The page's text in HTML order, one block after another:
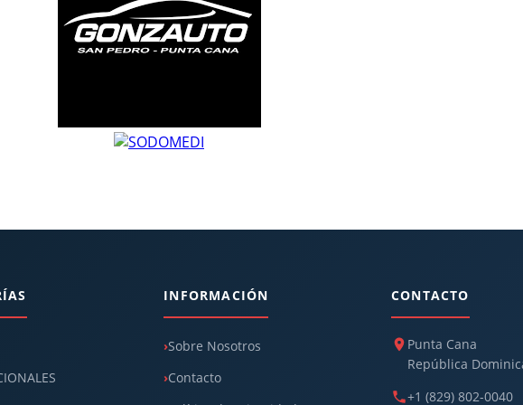
INFORMACIÓN
Sobre Nosotros
Contacto
CONTACTO
Punta Cana
República
+1 (829) 802-0040